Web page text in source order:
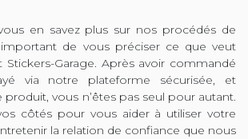
en savez plus sur nos procédés de
de vous préciser ce que veut
Garage. Après avoir commandé
via notre plateforme sécurisée, et
vous n’êtes pas seul pour autant.
côtés pour vous aider à utiliser votre
la relation de confiance que nous